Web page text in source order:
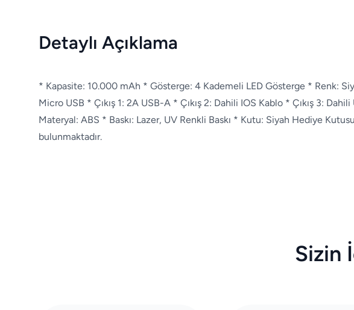
Detaylı Açıklama
* Kapasite: 10.000 mAh * Gösterge: 4 Kademeli LED Gösterge * Renk:
Micro USB * Çıkış 1: 2A USB-A * Çıkış 2: Dahili IOS Kablo * Çıkış 3:
Materyal: ABS * Baskı: Lazer, UV Renkli Baskı * Kutu: Siyah Hediye
bulunmaktadır.
Sizin